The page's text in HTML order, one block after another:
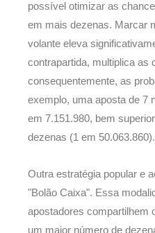
possível otimizar as
em mais dezenas. Marcar
volante eleva
contrapartida, multiplica as
consequentemente, as
exemplo, uma aposta de 7
em 7.151.980, bem
dezenas (1 em 50.063.860).
Outra estratégia popular e
"Bolão Caixa". Essa
apostadores compartilhem
um maior número de